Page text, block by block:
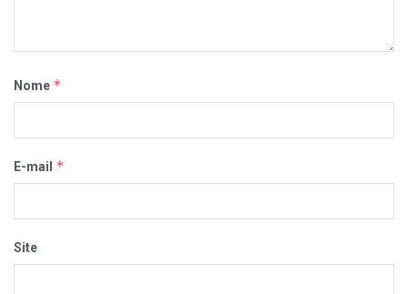
Nome *
E-mail *
Site